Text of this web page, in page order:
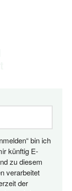
bin ich
künftig E-
zu diesem
verarbeitet
der